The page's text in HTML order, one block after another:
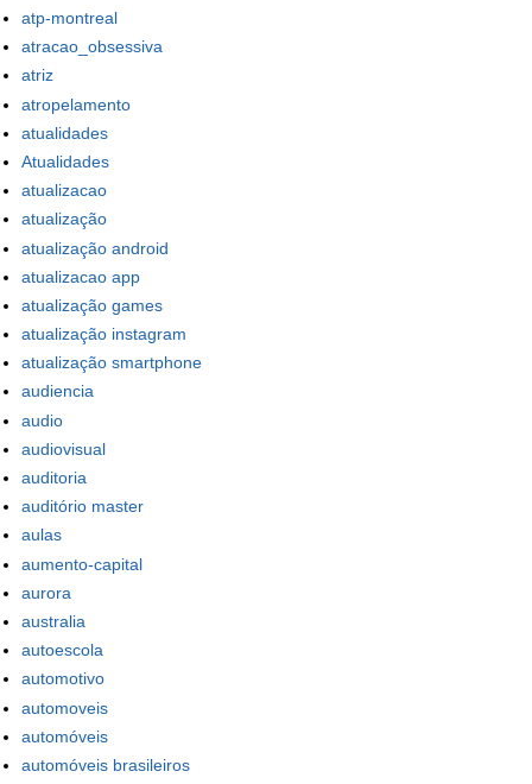
atp-montreal
atracao_obsessiva
atriz
atropelamento
atualidades
Atualidades
atualizacao
atualização
atualização android
atualizacao app
atualização games
atualização instagram
atualização smartphone
audiencia
audio
audiovisual
auditoria
auditório master
aulas
aumento-capital
aurora
australia
autoescola
automotivo
automoveis
automóveis
automóveis brasileiros